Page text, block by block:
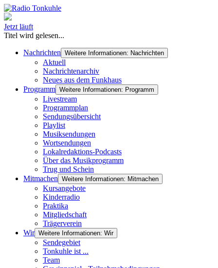
Jetzt läuft
Titel wird gelesen...
Nachrichten Weitere Informationen: Nachrichten
Aktuell
Nachrichtenarchiv
Neues aus dem Funkhaus
Programm Weitere Informationen: Programm
Livestream
Programmplan
Sendungsübersicht
Playlist
Musiksendungen
Wortsendungen
Lokalredaktions-Podcasts
Über das Musikprogramm
Trug und Schein
Mitmachen Weitere Informationen: Mitmachen
Kursangebote
Kinderradio
Praktika
Mitgliedschaft
Trägerverein
Wir Weitere Informationen: Wir
Sendegebiet
Tonkuhle ist ...
Team